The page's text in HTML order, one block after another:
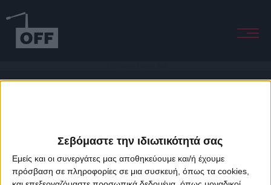
Σεβόμαστε την ιδιωτικότητά σας
Εμείς και οι συνεργάτες μας αποθηκεύουμε και/ή έχουμε
πρόσβαση σε πληροφορίες σε μια συσκευή, όπως τα cookies,